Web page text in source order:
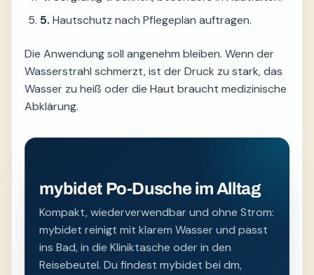
5. Hautschutz nach Pflegeplan auftragen.
Die Anwendung soll angenehm bleiben. Wenn der
Wasserstrahl schmerzt, ist der Druck zu stark, das
Wasser zu heiß oder die Haut braucht medizinische
Abklärung.
mybidet Po-Dusche im Alltag
Kompakt, wiederverwendbar und ohne Strom:
mybidet reinigt mit klarem Wasser und passt
ins Bad, in die Kliniktasche oder in den
Reisebeutel. Du findest mybidet bei dm,